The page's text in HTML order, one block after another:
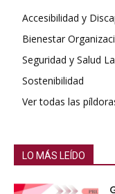
Accesibilidad y
Bienestar
Seguridad y Salud
Sostenibilidad
Ver todas las
LO MÁS LEÍDO